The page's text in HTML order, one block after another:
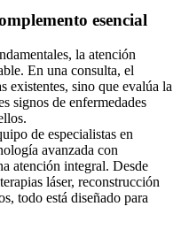
esencial
la atención
En una consulta, el
existentes, sino que evalúa la
signos de enfermedades
de especialistas en
avanzada con
atención integral. Desde
láser, reconstrucción
todo está diseñado para